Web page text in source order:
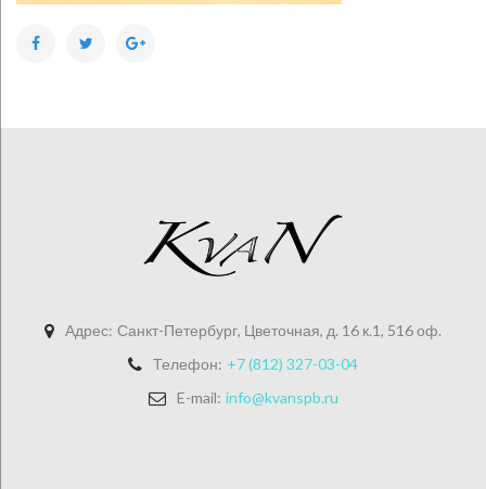
Facebook Twitter
Адрес: Санкт-Петербург, Цветочная, д. 16 к.1, 516 оф.
Телефон: +7 (812) 327-03-04
E-mail: info@kvanspb.ru